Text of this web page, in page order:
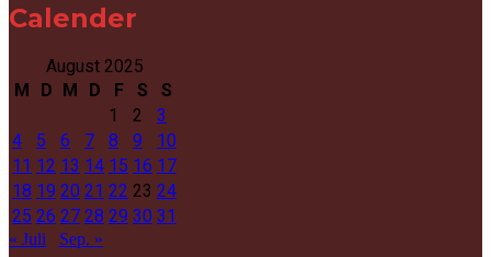
Calender
August 2025
M
D M D F S
S
1
2
3
4
5 6 7 8 9
10
11 12 13 14 15 16 17
18 19 20 21 22 23 24
25 26 27 28 29 30 31
« Juli Sep. »